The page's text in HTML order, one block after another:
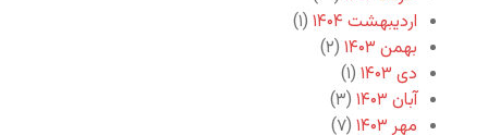
اردیبهشت ۱۴۰۴
(۱)
بهمن ۱۴۰۳
(۲)
دی ۱۴۰۳
(۱)
آبان ۱۴۰۳
(۳)
مهر ۱۴۰۳
(۷)